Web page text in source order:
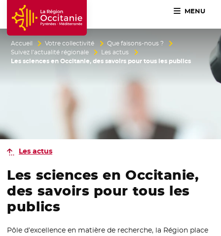
Accueil Région Occitanie / Pyrénées-Méditerranée
MENU
Accueil Votre collectivité
Que faisons-nous ?
Suivez l’actualité régionale
Les actus
Les sciences en Occitanie, des savoirs pour tous les publics
Les actus
Les sciences en Occitanie,
des savoirs pour tous les
publics
Pôle d’excellence en matière de recherche, la Région place